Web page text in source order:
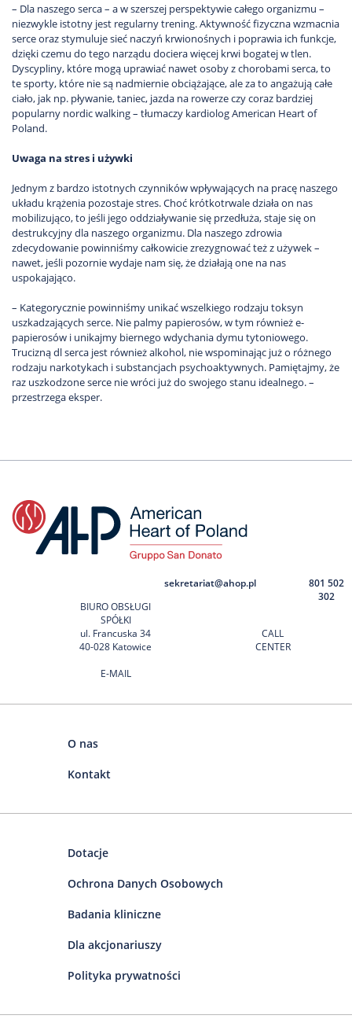
– Dla naszego serca – a w szerszej perspektywie całego organizmu –
niezwykle istotny jest regularny trening. Aktywność fizyczna wzmacnia
serce oraz stymuluje sieć naczyń krwionośnych i poprawia ich funkcje,
dzięki czemu do tego narządu dociera więcej krwi bogatej w tlen.
Dyscypliny, które mogą uprawiać nawet osoby z chorobami serca, to
te sporty, które nie są nadmiernie obciążające, ale za to angażują całe
ciało, jak np. pływanie, taniec, jazda na rowerze czy coraz bardziej
popularny nordic walking – tłumaczy kardiolog American Heart of
Poland.
Uwaga na stres i używki
Jednym z bardzo istotnych czynników wpływających na pracę naszego
układu krążenia pozostaje stres. Choć krótkotrwale działa on nas
mobilizująco, to jeśli jego oddziaływanie się przedłuża, staje się on
destrukcyjny dla naszego organizmu. Dla naszego zdrowia
zdecydowanie powinniśmy całkowicie zrezygnować też z używek –
nawet, jeśli pozornie wydaje nam się, że działają one na nas
uspokajająco.
– Kategorycznie powinniśmy unikać wszelkiego rodzaju toksyn
uszkadzających serce. Nie palmy papierosów, w tym również e-
papierosów i unikajmy biernego wdychania dymu tytoniowego.
Trucizną dl serca jest również alkohol, nie wspominając już o różnego
rodzaju narkotykach i substancjach psychoaktywnych. Pamiętajmy, że
raz uszkodzone serce nie wróci już do swojego stanu idealnego. –
przestrzega eksper.
BIURO OBSŁUGI
SPÓŁKI
ul. Francuska 34
40-028 Katowice
E-MAIL
sekretariat@ahop.pl
CALL
CENTER
801 502
302
O nas
Kontakt
Dotacje
Ochrona Danych Osobowych
Badania kliniczne
Dla akcjonariuszy
Polityka prywatności